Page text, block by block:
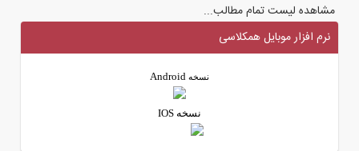
مشاهده لیست تمام مطالب...
نرم افزار موبایل همکلاسی
نسخه
نسخه IOS